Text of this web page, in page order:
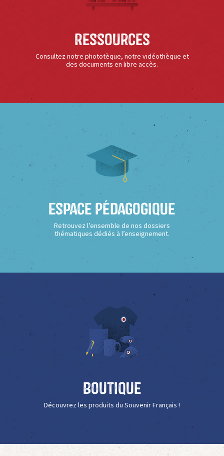
Ressources
Consultez notre phototèque, notre vidéothèque et
des documents en libre accès.
Espace Pédagogique
Retrouvez l’ensemble de nos dossiers
thématiques dédiés à l’enseignement.
Boutique
Découvrez les produits du Souvenir Français !